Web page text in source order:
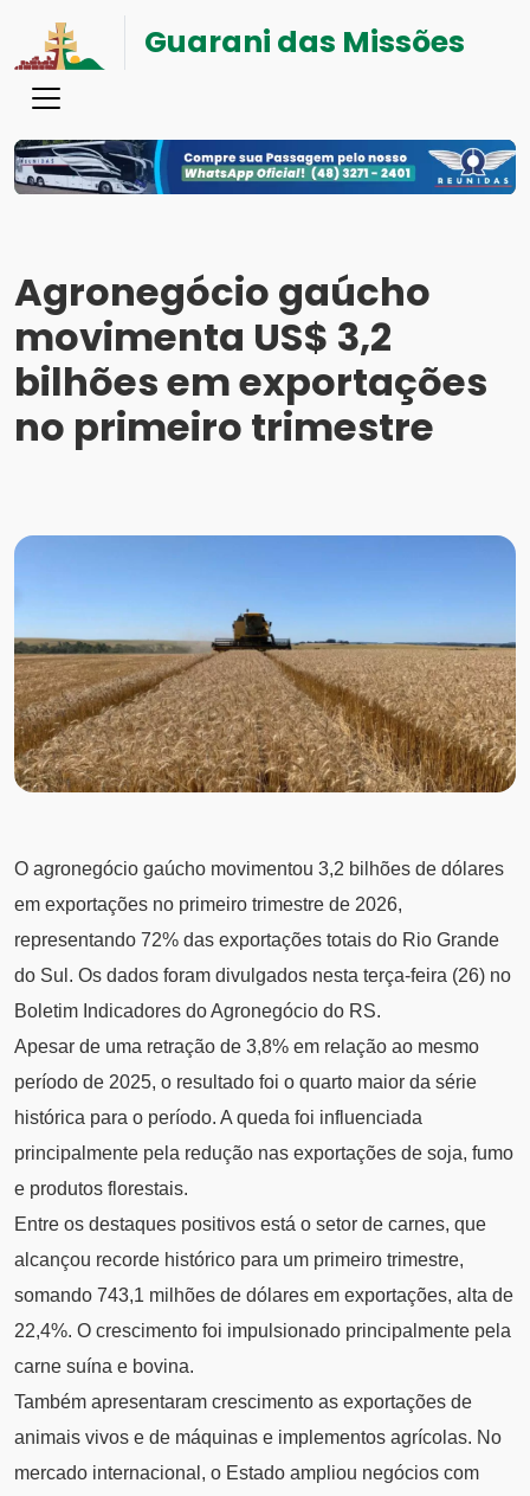
Guarani das Missões
Agronegócio gaúcho
movimenta US$ 3,2
bilhões em exportações
no primeiro trimestre
O agronegócio gaúcho movimentou 3,2 bilhões de dólares
em exportações no primeiro trimestre de 2026,
representando 72% das exportações totais do Rio Grande
do Sul. Os dados foram divulgados nesta terça-feira (26) no
Boletim Indicadores do Agronegócio do RS.
Apesar de uma retração de 3,8% em relação ao mesmo
período de 2025, o resultado foi o quarto maior da série
histórica para o período. A queda foi influenciada
principalmente pela redução nas exportações de soja, fumo
e produtos florestais.
Entre os destaques positivos está o setor de carnes, que
alcançou recorde histórico para um primeiro trimestre,
somando 743,1 milhões de dólares em exportações, alta de
22,4%. O crescimento foi impulsionado principalmente pela
carne suína e bovina.
Também apresentaram crescimento as exportações de
animais vivos e de máquinas e implementos agrícolas. No
mercado internacional, o Estado ampliou negócios com